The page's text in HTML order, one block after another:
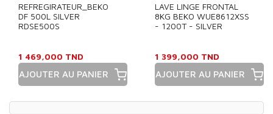
REFREGIRATEUR_BEKO
DF 500L SILVER
RDSE500S
1 469,000 TND
AJOUTER AU PANIER
LAVE LINGE FRONTAL
8KG BEKO WUE8612XSS
- 1200T - SILVER
1 399,000 TND
AJOUTER AU PANIER